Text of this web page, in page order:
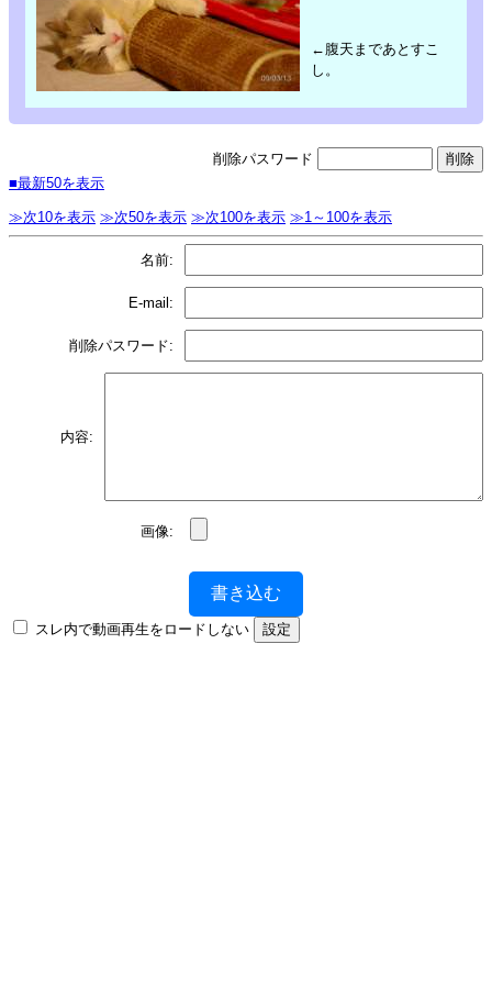
←腹天まであとすこ
し。
削除パスワード
■最新50を表示
≫次10を表示 ≫次50を表示 ≫次100を表示 ≫1～100を表示
名前:
E-mail:
削除パスワード:
内容:
画像:
書き込む
スレ内で動画再生をロードしない